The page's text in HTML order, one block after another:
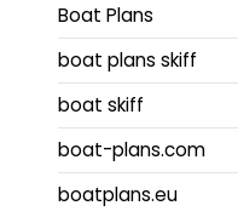
Boat Plans
boat plans skiff
boat skiff
boat-plans.com
boatplans.eu